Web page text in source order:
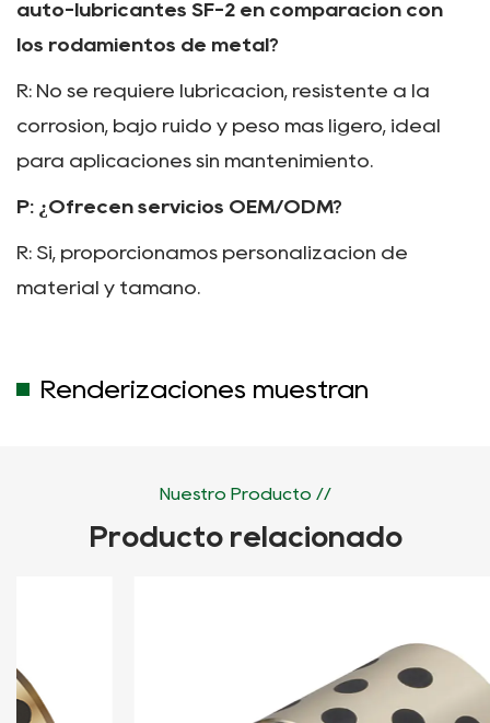
auto-lubricantes SF-2 en comparación con
los rodamientos de metal?
R: No se requiere lubricación, resistente a la
corrosión, bajo ruido y peso más ligero, ideal
para aplicaciones sin mantenimiento.
P: ¿Ofrecen servicios OEM/ODM?
R: Sí, proporcionamos personalización de
material y tamaño.
Renderizaciones muestran
Nuestro Producto //
Producto relacionado